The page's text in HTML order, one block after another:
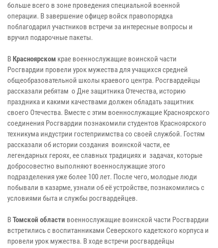
больше всего в зоне проведения специальной военной
операции. В завершение офицер войск правопорядка
поблагодарил участников встречи за интересные вопросы и
вручил подарочные пакеты.
В Красноярском крае военнослужащие воинской части
Росгвардии провели урок мужества для учащихся средней
общеобразовательной школы краевого центра. Росгвардейцы
рассказали ребятам о Дне защитника Отечества, историю
праздника и какими качествами должен обладать защитник
своего Отечества. Вместе с этим военнослужащие Красноярского
соединения Росгвардии познакомили студентов Красноярского
техникума индустрии гостеприимства со своей службой. Гостям
рассказали об истории создания воинской части, ее
легендарных героях, ее славных традициях и задачах, которые
добросовестно выполняют военнослужащие этого
подразделения уже более 100 лет. После чего, молодые люди
побывали в казарме, узнали об её устройстве, познакомились с
условиями быта и службы росгвардейцев.
ВТомской области военнослужащие воинской части Росгвардии
встретились с воспитанниками Северского кадетского корпуса и
провели урок мужества. В ходе встречи росгвардейцы